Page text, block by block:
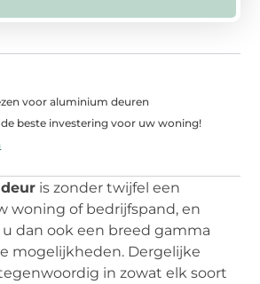
voor aluminium deuren
beste investering voor uw woning!
is zonder twijfel een
woning of bedrijfspand, en
dan ook een breed gamma
mogelijkheden. Dergelijke
in zowat elk soort